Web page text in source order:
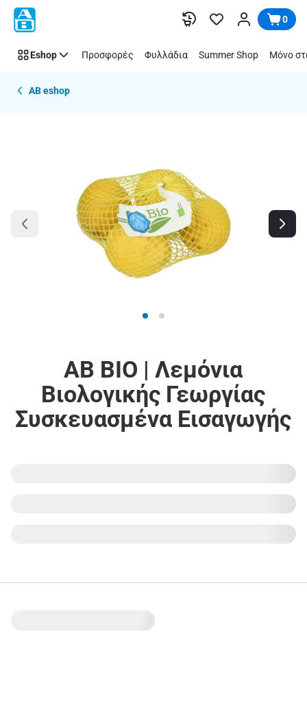
Παράλειψη 0
Eshop Προσφορές Φυλλάδια Summer Shop Μόνο
AB eshop
ΑΒ ΒΙΟ | Λεμόνια
Βιολογικής Γεωργίας
Συσκευασμένα Εισαγωγής